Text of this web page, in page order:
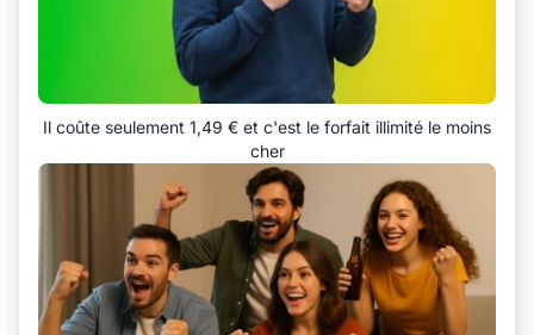
Il coûte seulement 1,49 € et c'est le forfait illimité le moins
cher